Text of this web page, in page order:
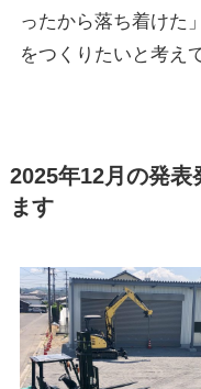
ったから落ち着けた
をつくりたいと考え
2025年12月の発表
ます